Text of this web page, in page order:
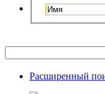
Расширенный